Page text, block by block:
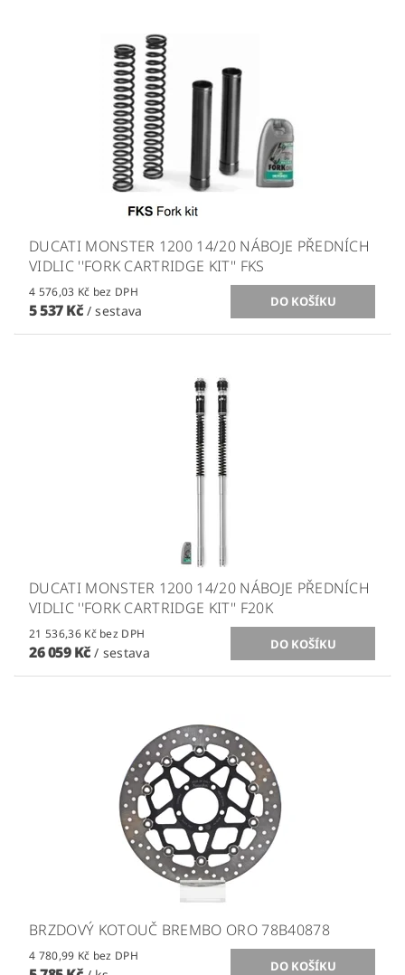
DUCATI MONSTER 1200 14/20 NÁBOJE PŘEDNÍCH
VIDLIC ''FORK CARTRIDGE KIT'' FKS
4 576,03 Kč bez DPH
5 537 Kč / sestava
DUCATI MONSTER 1200 14/20 NÁBOJE PŘEDNÍCH
VIDLIC ''FORK CARTRIDGE KIT'' F20K
21 536,36 Kč bez DPH
26 059 Kč/ sestava
BRZDOVÝ KOTOUČ BREMBO ORO 78B40878
4 780,99 Kč bez DPH